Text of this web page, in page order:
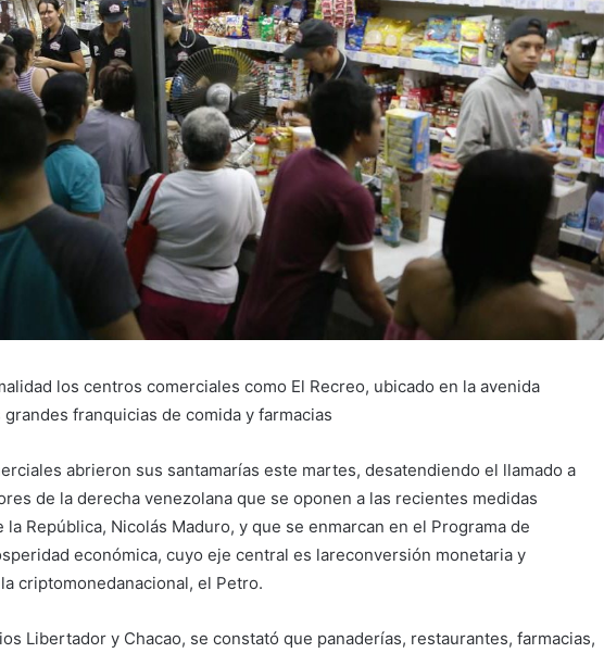
los centros comerciales como El Recreo, ubicado en la avenida
franquicias de comida y farmacias
abrieron sus santamarías este martes, desatendiendo el llamado a
de la derecha venezolana que se oponen a las recientes medidas
República, Nicolás Maduro, y que se enmarcan en el Programa de
económica, cuyo eje central es lareconversión monetaria y
criptomonedanacional, el Petro.
Libertador y Chacao, se constató que panaderías, restaurantes, farmacias,